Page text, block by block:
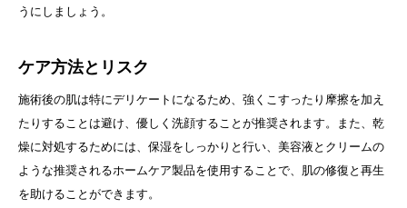
うにしましょう。
ケア方法とリスク
施術後の肌は特にデリケートになるため、強くこすったり摩擦を加え
たりすることは避け、優しく洗顔することが推奨されます。また、乾
燥に対処するためには、保湿をしっかりと行い、美容液とクリームの
ような推奨されるホームケア製品を使用することで、肌の修復と再生
を助けることができます。